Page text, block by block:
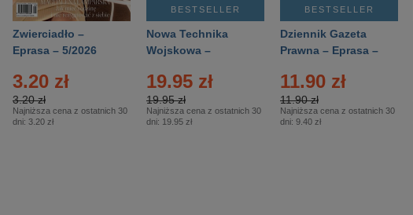
Zwierciadło –
Eprasa – 5/2026
3.20 zł
3.20 zł
Najniższa cena z ostatnich 30
dni: 3.20 zł
BESTSELLER
Nowa Technika
Wojskowa –
19.95 zł
19.95 zł
Najniższa cena z ostatnich 30
dni: 19.95 zł
BESTSELLER
Dziennik Gazeta
Prawna – Eprasa –
11.90 zł
11.90 zł
Najniższa cena z ostatnich 30
dni: 9.40 zł